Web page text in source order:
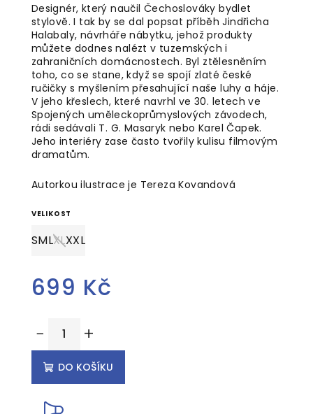
Designér, který naučil Čechoslováky bydlet
stylově. I tak by se dal popsat příběh Jindřicha
Halabaly, návrháře nábytku, jehož produkty
můžete dodnes nalézt v tuzemských i
zahraničních domácnostech. Byl ztělesněním
toho, co se stane, když se spojí zlaté české
ručičky s myšlením přesahující naše luhy a háje.
V jeho křeslech, které navrhl ve 30. letech ve
Spojených uměleckoprůmyslových závodech,
rádi sedávali T. G. Masaryk nebo Karel Čapek.
Jeho interiéry zase často tvořily kulisu filmovým
dramatům.
Autorkou ilustrace je Tereza Kovandová
VELIKOST
SMLXLXXL
699 Kč
cena:
+
−
DO KOŠÍKU